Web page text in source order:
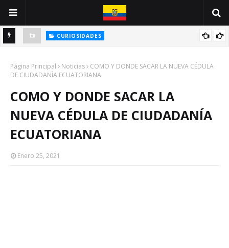
CURIOSIDADES
ELVIRA BOHÓRQUEZ VELASCO
Página Principal Noticias
COMO Y DONDE SACAR LA NUEVA CÉDULA
DE CIUDADANÍA ECUATORIANA
COMO Y DONDE SACAR LA
NUEVA CÉDULA DE CIUDADANÍA
ECUATORIANA
Enero 25, 2021